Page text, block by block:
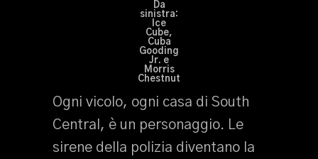
Da
sinistra:
Ice
Cube,
Cuba
Gooding
Jr. e
Morris
Chestnut
Ogni vicolo, ogni casa di South
Central, è un personaggio. Le
sirene della polizia diventano la